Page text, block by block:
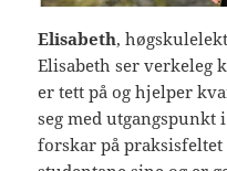
Elisabeth,
Elisabeth ser verkeleg
er tett på og hjelper
seg med
forskar på